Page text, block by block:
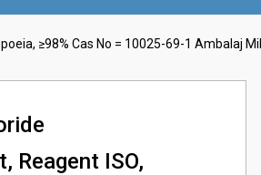
≥98% Cas No = 10025-69-1 Ambalaj
Reagent ISO,